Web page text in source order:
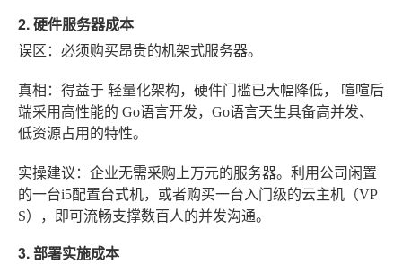
2. 硬件服务器成本
误区 ：必须购买昂贵的机架式服务器。
真相 ：得益于 轻量化架构，硬件门槛已大幅降低， 喧喧后
端采用高性能的 Go语言开发，Go语言天生具备高并发、
低资源占用的特性。
实操建议 ：企业无需采购上万元的服务器。利用公司闲置
的一台i5配置台式机，或者购买一台入门级的云主机（VP
S），即可流畅支撑数百人的并发沟通。
3. 部署实施成本